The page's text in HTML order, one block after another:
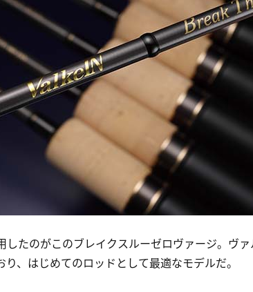
したのがこのブレイクスルーゼロヴァージ。ヴ
、はじめてのロッドとして最適なモデルだ。